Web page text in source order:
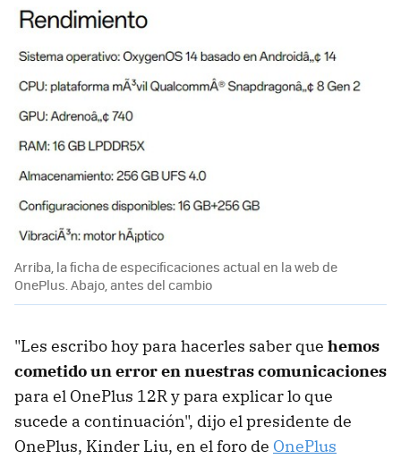
Arriba, la ficha de especificaciones actual en la web de
OnePlus. Abajo, antes del cambio
"Les escribo hoy para hacerles saber que hemos
cometido un error en nuestras comunicaciones
para el OnePlus 12R y para explicar lo que
sucede a continuación", dijo el presidente de
OnePlus, Kinder Liu, en el foro de OnePlus